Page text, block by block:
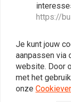
https://
Je kunt jouw
aanpassen via
website. Door
met het
onze